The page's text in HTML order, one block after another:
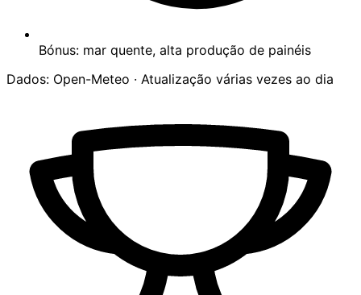
Bónus: mar quente, alta produção de painéis
Dados: Open-Meteo · Atualização várias vezes ao dia